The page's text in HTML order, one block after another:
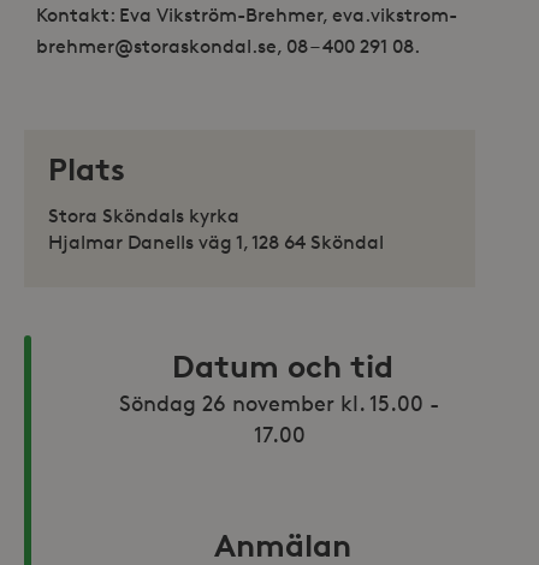
Kontakt: Eva Vikström-Brehmer, eva.vikstrom-
brehmer@storaskondal.se, 08 – 400 291 08.
Plats
Stora Sköndals kyrka
Hjalmar Danells väg 1, 128 64 Sköndal
Datum och tid
Söndag 26 november kl. 15.00 -
17.00
Anmälan